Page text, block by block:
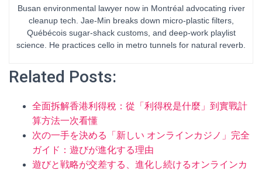
Busan environmental lawyer now in Montréal advocating river
cleanup tech. Jae-Min breaks down micro-plastic filters,
Québécois sugar-shack customs, and deep-work playlist
science. He practices cello in metro tunnels for natural reverb.
Related Posts:
全面拆解香港利得稅：從「利得稅是什麼」到實戰計
算方法一次看懂
次の一手を決める「新しい オンラインカジノ」完全
ガイド：遊びが進化する理由
遊びと戦略が交差する、進化し続けるオンラインカ